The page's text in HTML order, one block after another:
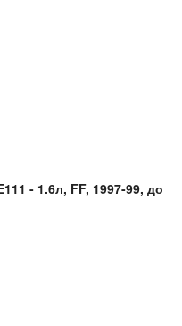
- 1.6л, FF, 1997-99, до